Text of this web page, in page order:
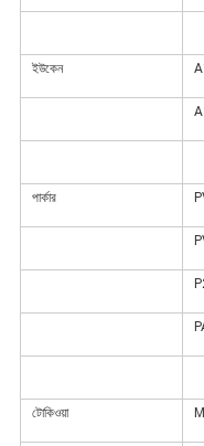
ইউকেন
পার্কার
টোকিওয়া